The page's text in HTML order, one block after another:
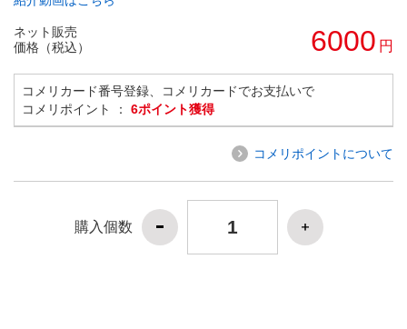
ネット販売
価格（税込）
6000 円
コメリカード番号登録、コメリカードでお支払いで
コメリポイント ： 6ポイント獲得
コメリポイントについて
購入個数